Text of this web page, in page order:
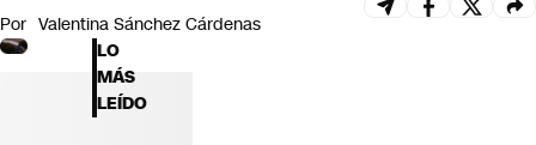
Por Valentina Sánchez Cárdenas
LO
MÁS
LEÍDO